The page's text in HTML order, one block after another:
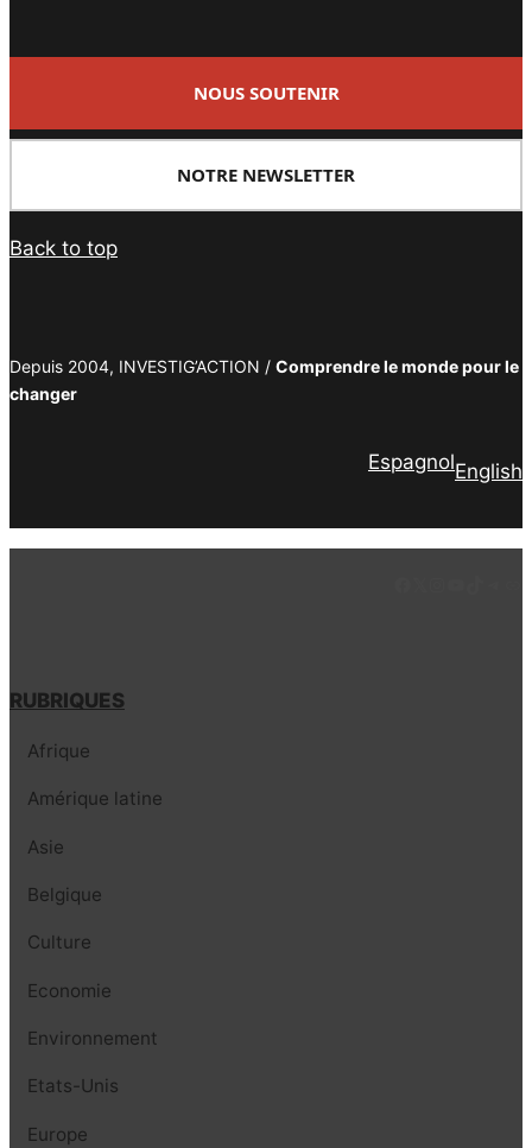
NOUS SOUTENIR
NOTRE NEWSLETTER
Back to top
Depuis 2004, INVESTIG’ACTION / Comprendre le monde pour le
changer
EspagnolEnglish
RUBRIQUES
Afrique
Amérique latine
Asie
Belgique
Culture
Economie
Environnement
Etats-Unis
Europe